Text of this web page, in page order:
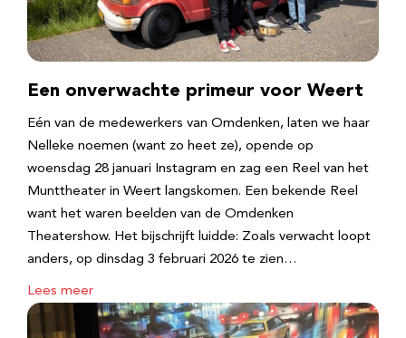
Een onverwachte primeur voor Weert
Eén van de medewerkers van Omdenken, laten we haar
Nelleke noemen (want zo heet ze), opende op
woensdag 28 januari Instagram en zag een Reel van het
Munttheater in Weert langskomen. Een bekende Reel
want het waren beelden van de Omdenken
Theatershow. Het bijschrijft luidde: Zoals verwacht loopt
anders, op dinsdag 3 februari 2026 te zien…
Lees meer